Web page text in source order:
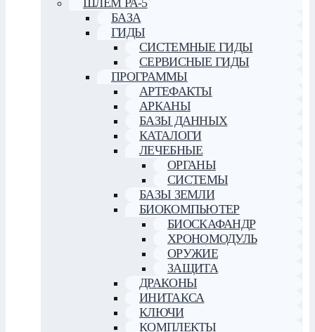
БАЗА
ГИДЫ
СИСТЕМНЫЕ ГИДЫ
СЕРВИСНЫЕ ГИДЫ
ПРОГРАММЫ
АРТЕФАКТЫ
АРКАНЫ
БАЗЫ ДАННЫХ
КАТАЛОГИ
ЛЕЧЕБНЫЕ
ОРГАНЫ
СИСТЕМЫ
БАЗЫ ЗЕМЛИ
БИОКОМПЬЮТЕР
БИОСКАФАНДР
ХРОНОМОДУЛЬ
ОРУЖИЕ
ЗАЩИТА
ДРАКОНЫ
ИНИТАКСА
КЛЮЧИ
КОМПЛЕКТЫ